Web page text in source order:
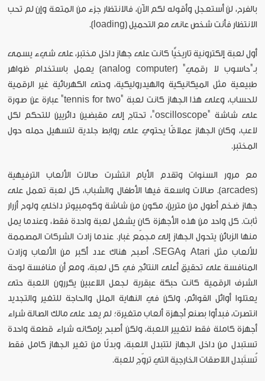
بالفرح، لن أستعجل وأقوله لكم الآن، فالانتظار جزء من المتعة وإن لم تحب
الانتظار فأنت شخص عانى مع التحميل (loading).
أول لعبة إلكترونية تاريخيًّا كانت على جهاز داخل مختبر، على شيء يسمى
بـ"حاسوب لا رقمي" (analog computer) يعمل باستخدام ظواهر
طبيعية مثل الميكانيكية والهيدروليكية، وحتى الكهربائية غير الرقمية
للحساب، وعلى هذا الجهاز كانت لعبة "tennis for two" عبارة عن صورة
على شاشة "oscilloscope"، تحتاج إلى مقبضين دائريين للتحكم لكل
لاعب، وكان الجهاز عملاقًا يحتوي على روابط جلدية لتسهيل حمله حول
المختبر.
مع مرور السنوات وتقدم الأيام انتشرت صالات الألعاب الترفيهية
(arcades). صالات واسعة فيها الأطفال والشباب، كل لعبة تعمل على
جهاز ضخم أطول من مترين، مكون من شاشة وكومبيوتر داخلي ولوح أزرار
ثابت. كل واحد من هذه الأجهزة كان يشغل لعبة واحدة فقط، وعندما يمل
منها الزبائن يتحول الجهاز إلى مجمّع غبار. عندما زادت الشركات المصممة
للألعاب مثل Atari وSEGA، أصبح هناك عدد أكبر من الألعاب وزادت
المنافسة على تحقيق أعلى النتائج في كل لعبة، ومع أن منافسة لوحة
الشرف الرقمية كانت حبكة عبقرية لجعل اللاعبين يكررون اللعبة حتى
يعتلوا أوائل القوائم، ولكن في النهاية الملل والحاجة للتغير والتجديد
انتصرت، فبدأوا بصنع أجهزة ألعاب متغيرة؛ لم يعد على مالك الصالة شراء
أجهزة كاملة فقط لتغيير اللعبة، ولكن أصبح بإمكانه شراء قطعة واحدة
تستبدل من داخل الجهاز لتتبدل اللعبة، وبدلًا من تغير الجهاز كامل فقط
تُستَبدل اللاصقات الخارجية التي تروّج للعبة.